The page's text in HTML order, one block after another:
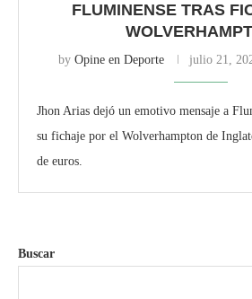
FLUMINENSE TRAS
by Opine en Deporte julio 21,
Jhon Arias dejó un emotivo mensaje a
su fichaje por el Wolverhampton de
de euros.
Buscar